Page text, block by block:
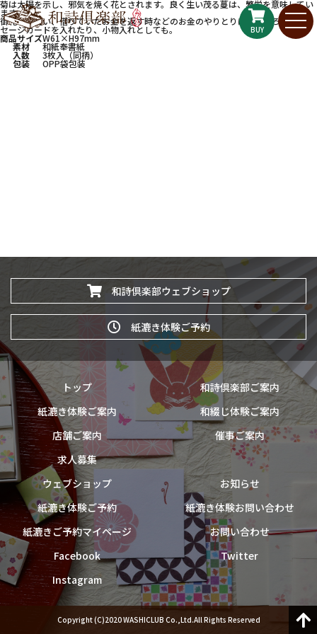
BUY
菊は太陽を示し、邪気を焼く花とされます。良く生い茂る蔓は、繁栄を意味してい
ます。
御礼や御祝い、借りていたお金を返す時などのお金のやりとりにはもちろん、メッ
セージカードを入れたり、小物入れとしても。
商品サイズW61×H97mm
素材 和紙奉書紙
入数 3枚入（同柄）
包装 OPP袋包装
和詩倶楽部ウェブショップ
紙漉き体験ご予約
トップ
和詩倶楽部ご案内
紙漉き体験ご案内
和綴じ体験ご案内
店舗ご案内
催事ご案内
求人募集
ウェブショップ
お知らせ
紙漉き体験ご予約
紙漉き体験お問い合わせ
紙漉きご予約マイページ
お問い合わせ
Facebook
Twitter
Instagram
Copyright (C)2020 WASHICLUB Co.,Ltd.All Rights Reserved